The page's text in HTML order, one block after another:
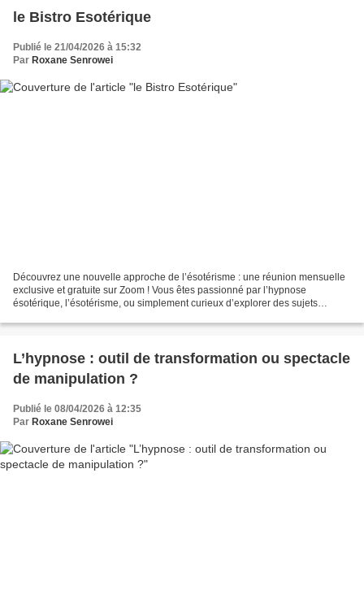
le Bistro Esotérique
Publié le 21/04/2026 à 15:32
Par Roxane Senrowei
Découvrez une nouvelle approche de l’ésotérisme : une réunion mensuelle
exclusive et gratuite sur Zoom ! Vous êtes passionné par l’hypnose
ésotérique, l’ésotérisme, ou simplement curieux d’explorer des sujets
L’hypnose : outil de transformation ou spectacle
de manipulation ?
Publié le 08/04/2026 à 12:35
Par Roxane Senrowei